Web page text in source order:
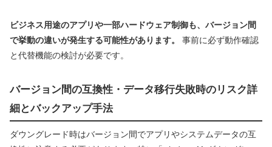
ビジネス用途のアプリや一部ハードウェア制御も、バージョン間
で挙動の違いが発生する可能性があります。
事前に必ず動作確認
と代替機能の検討が必要です。
バージョン間の互換性・データ移行失敗時のリスク詳
細とバックアップ手法
ダウングレード時はバージョン間でアプリやシステムデータの互